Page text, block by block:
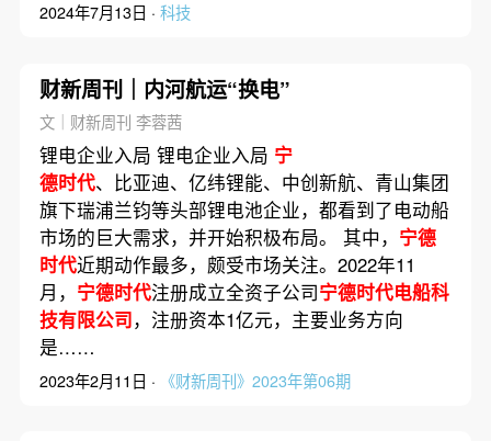
2024年7月13日 · 科技
财新周刊｜内河航运“换电”
文｜财新周刊 李蓉茜
锂电企业入局 锂电企业入局 宁
德时代、比亚迪、亿纬锂能、中创新航、青山集团
旗下瑞浦兰钧等头部锂电池企业，都看到了电动船
市场的巨大需求，并开始积极布局。 其中， 宁德
时代近期动作最多，颇受市场关注。2022年11
月， 宁德时代注册成立全资子公司宁德时代电船科
技有限公司，注册资本1亿元，主要业务方向
是……
2023年2月11日 · 《财新周刊》2023年第06期